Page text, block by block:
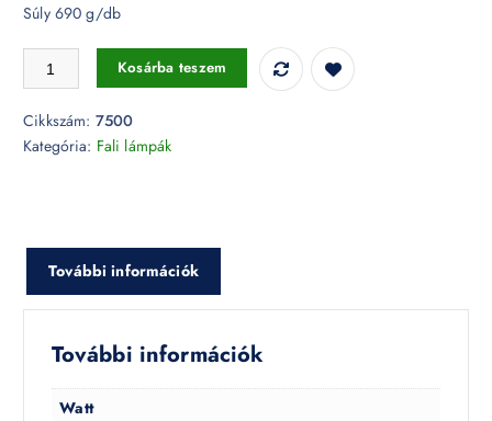
Súly 690 g/db
GU10 foglalattal ellátott fali LED lámpa króm 2 irányú - 7500
Kosárba teszem
Cikkszám: 7500
Kategória: Fali lámpák
További információk
További információk
Watt